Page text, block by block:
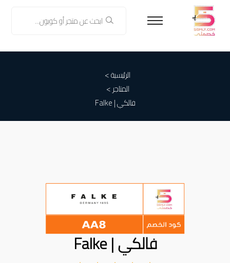
الرئيسية >
المتاجر >
فالكي | Falke
فالكي | Falke